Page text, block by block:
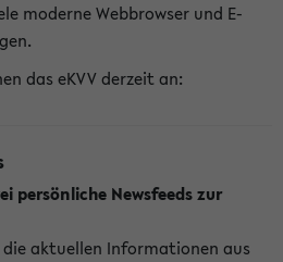
moderne Webbrowser und E-
das eKVV derzeit an:
persönliche Newsfeeds zur
die aktuellen Informationen aus